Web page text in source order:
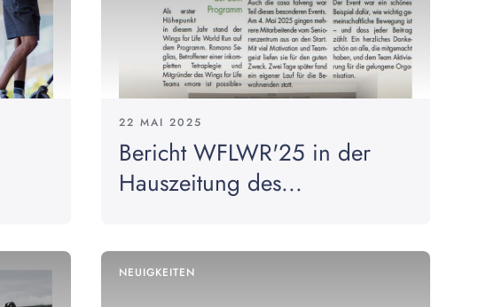
22 MAI 2025
Bericht WFLWR'25 in der
Hauszeitung des...
NEUIGKEITEN